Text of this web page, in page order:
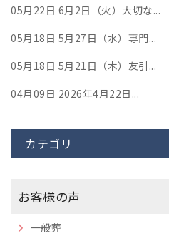
05月22日 6月2日（火）大切な...
05月18日 5月27日（水）専門...
05月18日 5月21日（木）友引...
04月09日 2026年4月22日...
カテゴリ
お客様の声
一般葬